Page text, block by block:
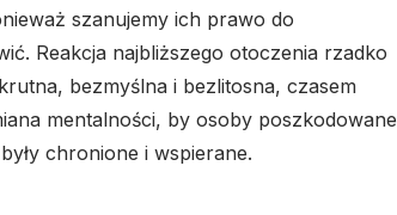
szanujemy ich prawo do
Reakcja najbliższego otoczenia rzadko
bezmyślna i bezlitosna, czasem
mentalności, by osoby poszkodowane
chronione i wspierane.